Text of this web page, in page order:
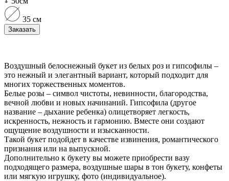
35 см
Заказать
Воздушный белоснежный букет из белых роз и гипсофилы –
это нежный и элегантный вариант, который подходит для
многих торжественных моментов.
Белые розы – символ чистоты, невинности, благородства,
вечной любви и новых начинаний. Гипсофила (другое
название – дыхание ребенка) олицетворяет легкость,
искренность, нежность и гармонию. Вместе они создают
ощущение воздушности и изысканности.
Такой букет подойдет в качестве извинения, романтического
признания или на выпускной.
Дополнительно к букету вы можете приобрести вазу
подходящего размера, воздушные шары в тон букету, конфеты
или мягкую игрушку, фото (индивидуальное).